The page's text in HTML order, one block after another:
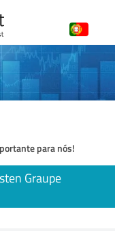
para nós!
Graupe